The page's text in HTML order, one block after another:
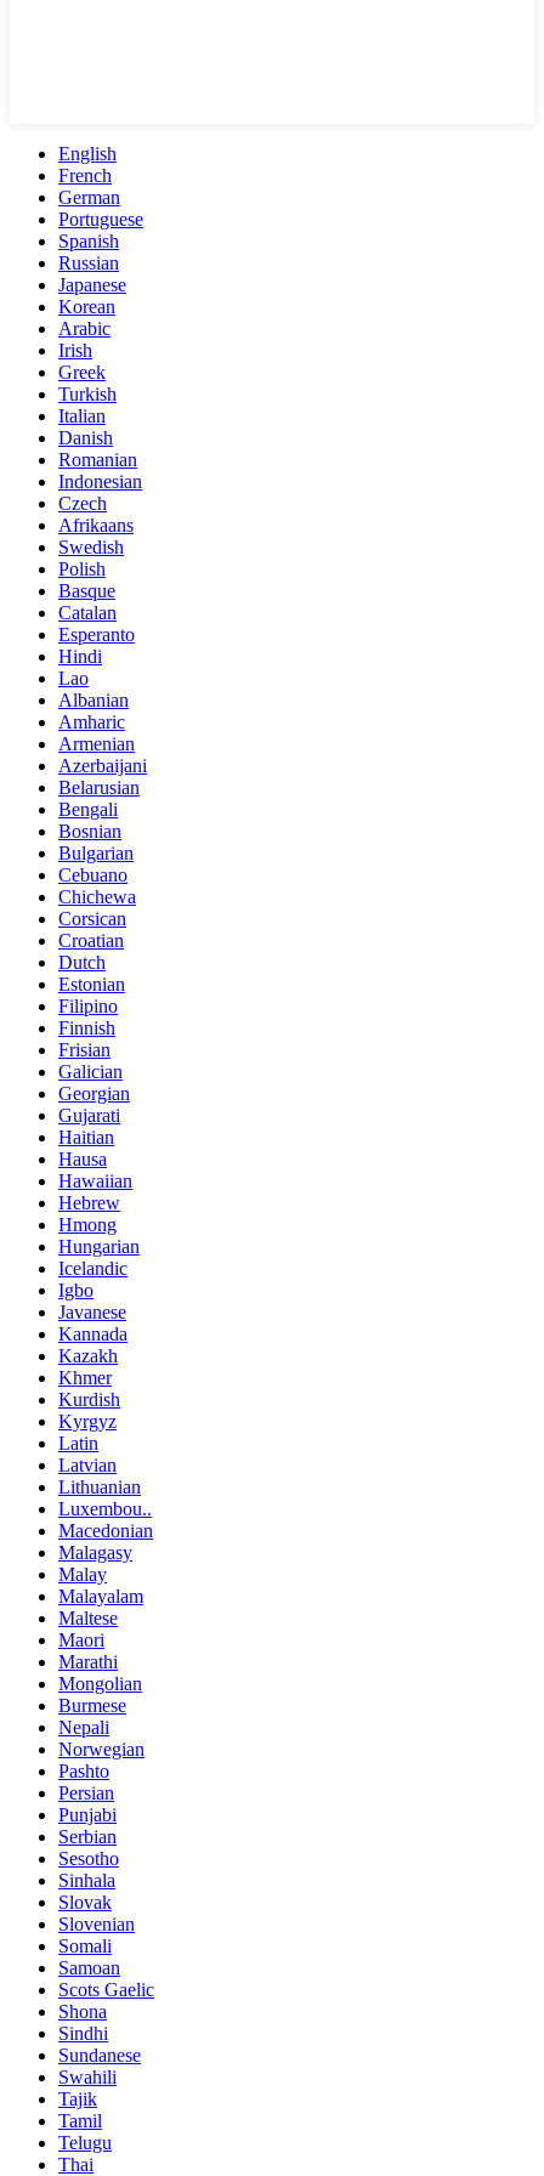
English
French
German
Portuguese
Spanish
Russian
Japanese
Korean
Arabic
Irish
Greek
Turkish
Italian
Danish
Romanian
Indonesian
Czech
Afrikaans
Swedish
Polish
Basque
Catalan
Esperanto
Hindi
Lao
Albanian
Amharic
Armenian
Azerbaijani
Belarusian
Bengali
Bosnian
Bulgarian
Cebuano
Chichewa
Corsican
Croatian
Dutch
Estonian
Filipino
Finnish
Frisian
Galician
Georgian
Gujarati
Haitian
Hausa
Hawaiian
Hebrew
Hmong
Hungarian
Icelandic
Igbo
Javanese
Kannada
Kazakh
Khmer
Kurdish
Kyrgyz
Latin
Latvian
Lithuanian
Luxembou..
Macedonian
Malagasy
Malay
Malayalam
Maltese
Maori
Marathi
Mongolian
Burmese
Nepali
Norwegian
Pashto
Persian
Punjabi
Serbian
Sesotho
Sinhala
Slovak
Slovenian
Somali
Samoan
Scots Gaelic
Shona
Sindhi
Sundanese
Swahili
Tajik
Tamil
Telugu
Thai